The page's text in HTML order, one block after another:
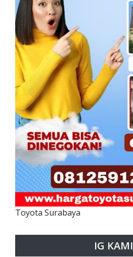
Toyota Surabaya
IG KAMI